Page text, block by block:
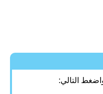
التالي: